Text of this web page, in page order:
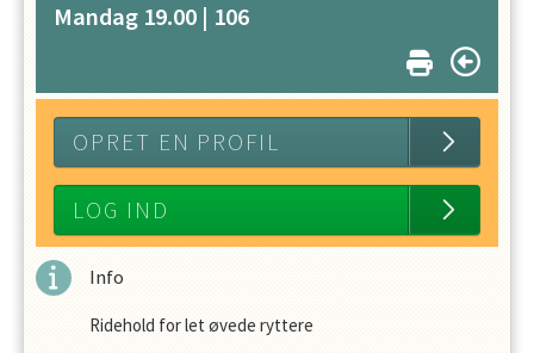
Mandag 19.00 | 106
OPRET EN PROFIL
LOG IND
Info
Ridehold for let øvede ryttere